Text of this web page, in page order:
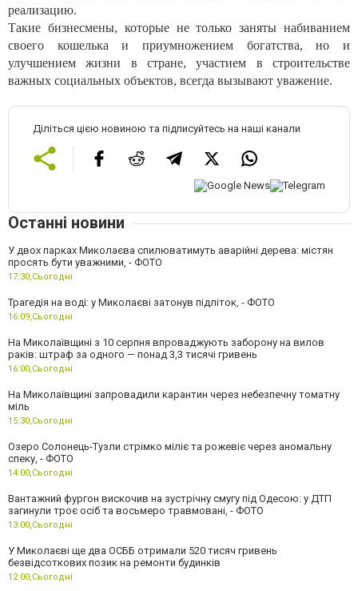
реализацию.
Такие бизнесмены, которые не только заняты набиванием
своего кошелька и приумножением богатства, но и
улучшением жизни в стране, участием в строительстве
важных социальных объектов, всегда вызывают уважение.
Діліться цією новиною та підписуйтесь на наші канали
Останні новини
У двох парках Миколаєва спилюватимуть аварійні дерева: містян
просять бути уважними, - ФОТО
17:30, Сьогодні
Трагедія на воді: у Миколаєві затонув підліток, - ФОТО
16:09, Сьогодні
На Миколаївщині з 10 серпня впроваджують заборону на вилов
раків: штраф за одного — понад 3,3 тисячі гривень
16:00, Сьогодні
На Миколаївщині запровадили карантин через небезпечну томатну
міль
15:30, Сьогодні
Озеро Солонець-Тузли стрімко міліє та рожевіє через аномальну
спеку, - ФОТО
14:00, Сьогодні
Вантажний фургон вискочив на зустрічну смугу під Одесою: у ДТП
загинули троє осіб та восьмеро травмовані, - ФОТО
13:00, Сьогодні
У Миколаєві ще два ОСББ отримали 520 тисяч гривень
безвідсоткових позик на ремонти будинків
12:00, Сьогодні